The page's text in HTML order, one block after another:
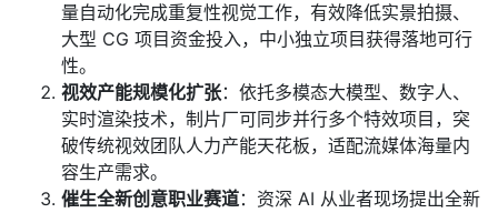
量自动化完成重复性视觉工作，有效降低实景拍摄、
大型 CG 项目资金投入，中小独立项目获得落地可行
性。
视效产能规模化扩张：依托多模态大模型、数字人、
实时渲染技术，制片厂可同步并行多个特效项目，突
破传统视效团队人力产能天花板，适配流媒体海量内
容生产需求。
催生全新创意职业赛道：资深 AI 从业者现场提出全新